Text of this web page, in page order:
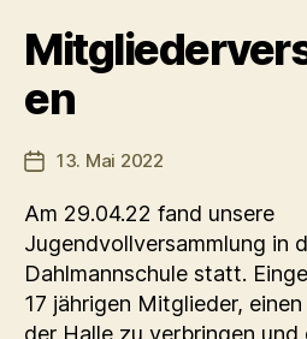
en
Veröffentlichungsdatum
13. Mai 2022
Am 29.04.22 fand unsere
Jugendvollversammlung in
Dahlmannschule statt.
17 jährigen Mitglieder,